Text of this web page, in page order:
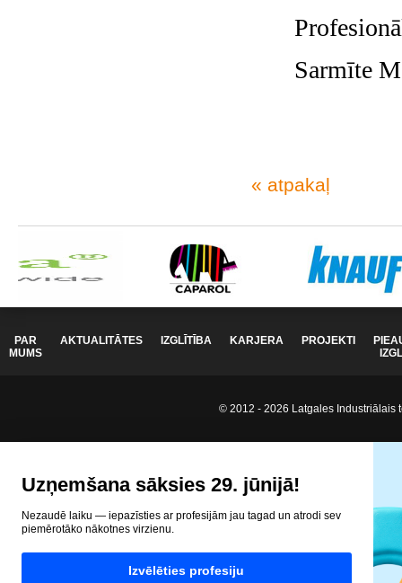
Sarmīte
« atpakaļ
PAR
MUMS
AKTUALITĀTES IZGLĪTĪBA KARJERA PROJEKTI
© 2012 - 2026 Latgales Industriālais
Uzņemšana sāksies 29. jūnijā!
Nezaudē laiku — iepazīsties ar profesijām jau tagad un atrodi sev
piemērotāko nākotnes virzienu.
Izvēlēties profesiju